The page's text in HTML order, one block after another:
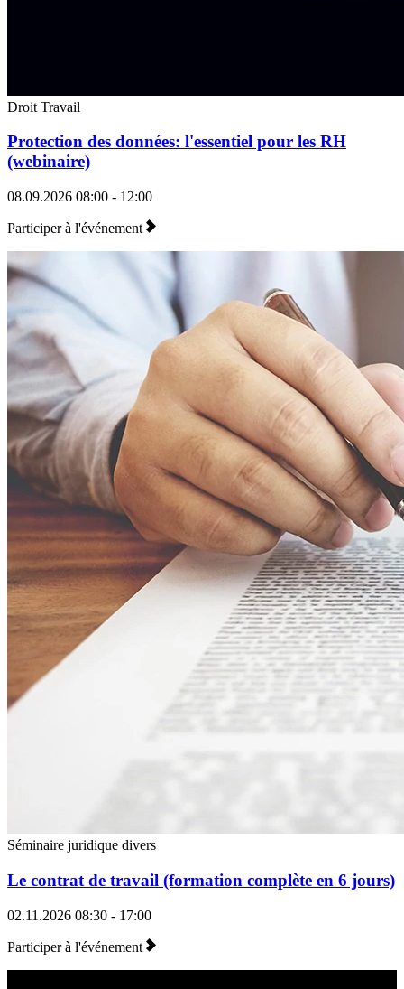
Droit Travail
Protection des données: l'essentiel pour les RH
(webinaire)
08.09.2026 08:00 - 12:00
Participer à l'événement
Séminaire juridique divers
Le contrat de travail (formation complète en 6 jours)
02.11.2026 08:30 - 17:00
Participer à l'événement